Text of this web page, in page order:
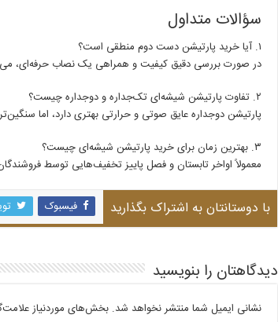
سؤالات متداول
۱. آیا خرید پارتیشن دست دوم منطقی است؟
در صورت بررسی دقیق کیفیت و همراهی یک نصاب حرفه‌ای، می‌تواند تا ۴۰٪ هزینه‌ها
۲. تفاوت پارتیشن شیشه‌ای تک‌جداره و دوجداره چیست؟
پارتیشن دوجداره عایق صوتی و حرارتی بهتری دارد، اما
۳. بهترین زمان برای خرید پارتیشن شیشه‌ای چیست؟
معمولاً اواخر تابستان و فصل پاییز تخفیف‌هایی توسط
با دوستانتان به اشتراک بگذارید فیسبوک
دیدگاهتان را بنویسید
نشانی ایمیل شما منتشر نخواهد شد. بخش‌های موردنیاز